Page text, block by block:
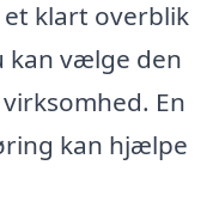
klart overblik
kan vælge den
En
kan hjælpe